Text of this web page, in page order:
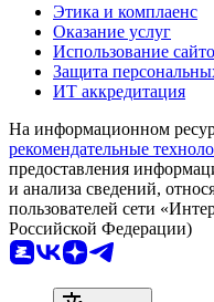
Этика и комплаенс
Оказание услуг
Использование
Защита
ИТ аккредитация
На информационном
рекомендательные
предоставления
и анализа сведений,
пользователей сети
Российской Федерации)